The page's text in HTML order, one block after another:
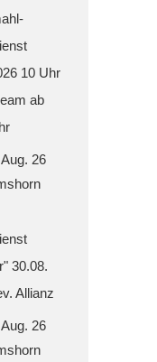
10 Uhr
ab
26
30.08.
Allianz
26